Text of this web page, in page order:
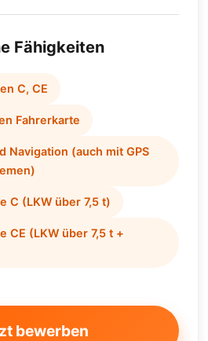
Fähigkeiten
C, CE
Fahrerkarte
Navigation (auch mit GPS
C (LKW über 7,5 t)
CE (LKW über 7,5 t +
bewerben